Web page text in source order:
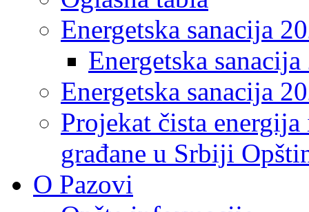
Energetska sanacija
Energetska
Energetska sanacija
Projekat čista
građane u Srbiji
O Pazovi